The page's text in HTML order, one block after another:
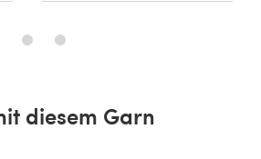
diesem Garn